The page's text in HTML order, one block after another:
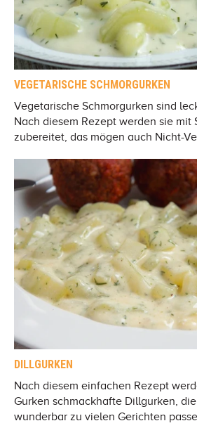
VEGETARISCHE SCHMORGURKEN
Vegetarische Schmorgurken sind
Nach diesem Rezept werden sie mit
zubereitet, das mögen auch Nicht-
DILLGURKEN
Nach diesem einfachen Rezept
Gurken schmackhafte Dillgurken,
wunderbar zu vielen Gerichten